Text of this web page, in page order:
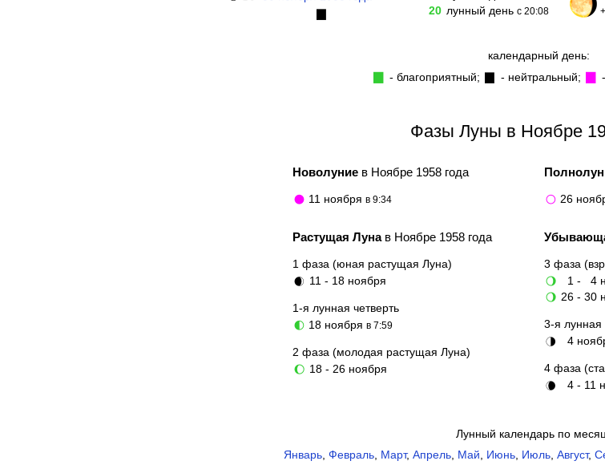
20 лунный день с 20:08
календарный день:
- благоприятный; - нейтральный;
Фазы Луны в Ноябре
Новолуние в Ноябре 1958 года
🌑 11 ноябряв 9:34 🌕 26
Растущая Луна в Ноябре 1958 года
1 фаза (юная растущая Луна)
🌒 11 - 18 ноября
1-я лунная четверть
🌓 18 ноябряв 7:59
2 фаза (молодая растущая Луна)
🌔 18 - 26 ноября
3 фаза
🌖 1 - 4
🌖 26 - 30
3-я лунная
🌗 4
4 фаза
🌘 4 - 11
Лунный календарь по
Январь, Февраль, Март, Апрель, Май, Июнь, Июль, Август,